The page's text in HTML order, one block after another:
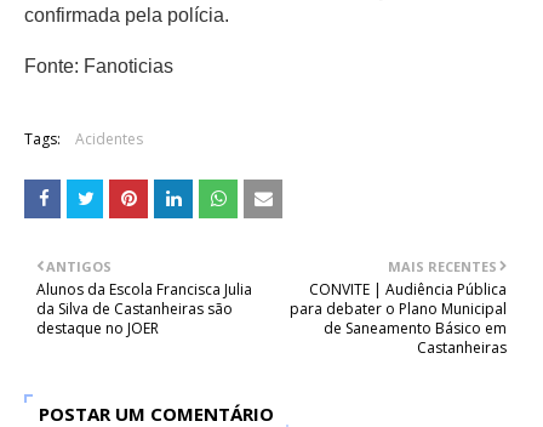
confirmada pela polícia.
Fonte: Fanoticias
Tags: Acidentes
MAIS RECENTES
CONVITE | Audiência Pública
para debater o Plano Municipal
de Saneamento Básico em
Castanheiras
ANTIGOS
Alunos da Escola Francisca Julia
da Silva de Castanheiras são
destaque no JOER
POSTAR UM COMENTÁRIO